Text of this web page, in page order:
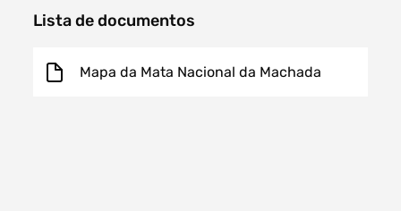
Lista de documentos
Mapa da Mata Nacional da Machada